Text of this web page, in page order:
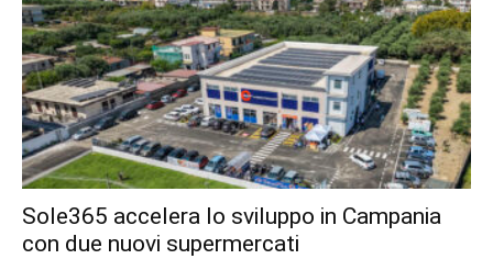
Sole365 accelera lo sviluppo in Campania
con due nuovi supermercati